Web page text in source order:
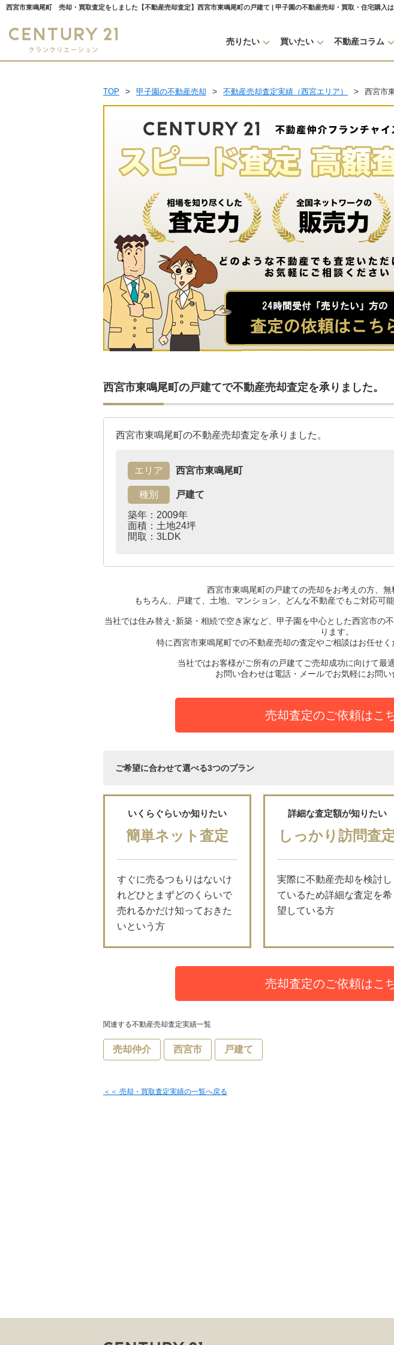
売りたい 買いたい 不動産コラム
TOP 甲子園の不動産売却 不動産売却査定実績（西宮エリア） 西宮市
西宮市東鳴尾町の戸建てで不動産売却査定を承りました。
西宮市東鳴尾町の不動産売却査定を承りました。
エリア 西宮市東鳴尾町
種別
戸建て
築年：2009年
面積：土地24坪
間取：3LDK
西宮市東鳴尾町の戸建ての売却をお考えの方、無
もちろん、戸建て、土地、マンション、どんな不動産でもご対応可
当社では住み替え･新築・相続で空き家など、甲子園を中心とした西宮市の
ります。
特に西宮市東鳴尾町での不動産売却の査定やご相談はお任せく
当社ではお客様がご所有の戸建てご売却成功に向けて最
お問い合わせは電話・メールでお気軽にお問い
売却査定のご依頼はこ
ご希望に合わせて選べる3つのプラン
いくらぐらいか知りたい
簡単ネット査定
すぐに売るつもりはないけ
れどひとまずどのくらいで
売れるかだけ知っておきた
いという方
詳細な査定額が知りたい
しっかり訪問査
実際に不動産売却を検討し
ているため詳細な査定を希
望している方
売却査定のご依頼はこ
関連する不動産売却査定実績一覧
売却仲介 西宮市 戸建て
＜＜ 売却・買取査定実績の一覧へ戻る